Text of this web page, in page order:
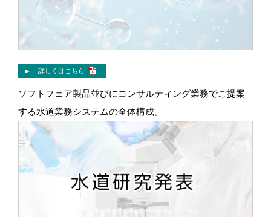
詳しくはこちら
ソフトフェア製品並びにコンサルティング業務でご提案
する水道業務システムの全体構成。